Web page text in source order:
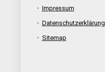
Impressum
Datenschutzerklärung
Sitemap